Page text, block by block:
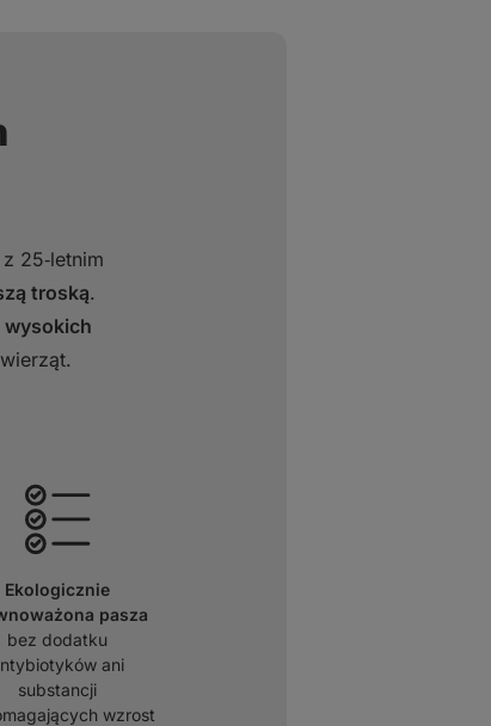
25‑letnim
troską.
wysokich
Ekologicznie
pasza
bez dodatku
ani
substancji
wzrost